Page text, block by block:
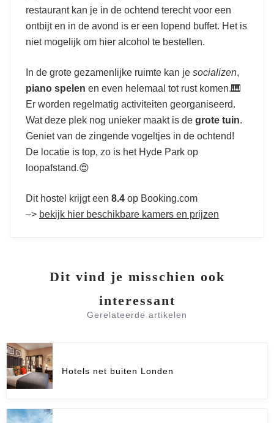
restaurant kan je in de ochtend terecht voor een
ontbijt en in de avond is er een lopend buffet. Het is
niet mogelijk om hier alcohol te bestellen.
In de grote gezamenlijke ruimte kan je socializen,
piano spelen en even helemaal tot rust komen.🎹
Er worden regelmatig activiteiten georganiseerd.
Wat deze plek nog unieker maakt is de grote tuin.
Geniet van de zingende vogeltjes in de ochtend!
De locatie is top, zo is het Hyde Park op
loopafstand.😍
Dit hostel krijgt een 8.4 op Booking.com
–> bekijk hier beschikbare kamers en prijzen
Dit vind je misschien ook
interessant
Gerelateerde artikelen
Hotels net buiten Londen